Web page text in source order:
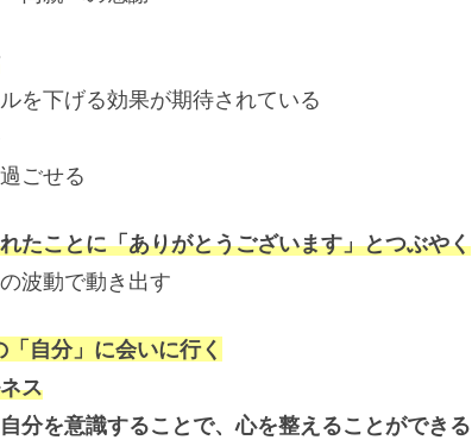
を下げる効果が期待されている
ごせる
たことに「ありがとうございます」とつぶやく
波動で動き出す
自分」に会いに行く
ス
分を意識することで、心を整えることができる